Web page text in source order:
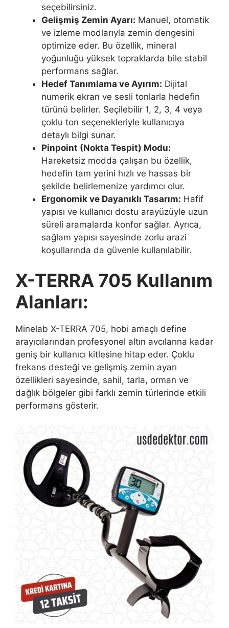
seçebilirsiniz.
Gelişmiş Zemin Ayarı: Manuel, otomatik
ve izleme modlarıyla zemin dengesini
optimize eder. Bu özellik, mineral
yoğunluğu yüksek topraklarda bile stabil
performans sağlar.
Hedef Tanımlama ve Ayırım: Dijital
numerik ekran ve sesli tonlarla hedefin
türünü belirler. Seçilebilir 1, 2, 3, 4 veya
çoklu ton seçenekleriyle kullanıcıya
detaylı bilgi sunar.
Pinpoint (Nokta Tespit) Modu:
Hareketsiz modda çalışan bu özellik,
hedefin tam yerini hızlı ve hassas bir
şekilde belirlemenize yardımcı olur.
Ergonomik ve Dayanıklı Tasarım: Hafif
yapısı ve kullanıcı dostu arayüzüyle uzun
süreli aramalarda konfor sağlar. Ayrıca,
sağlam yapısı sayesinde zorlu arazi
koşullarında da güvenle kullanılabilir.
X-TERRA 705 Kullanım
Alanları:
Minelab X-TERRA 705, hobi amaçlı define
arayıcılarından profesyonel altın avcılarına kadar
geniş bir kullanıcı kitlesine hitap eder. Çoklu
frekans desteği ve gelişmiş zemin ayarı
özellikleri sayesinde, sahil, tarla, orman ve
dağlık bölgeler gibi farklı zemin türlerinde etkili
performans gösterir.